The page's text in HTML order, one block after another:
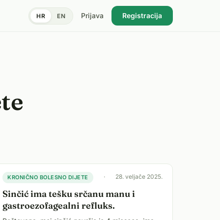
HR EN Prijava Registracija
KRONIČNO BOLESNO DIJETE · 28. veljače 2025.
Sinčić ima tešku srčanu manu i
gastroezofagealni refluks.